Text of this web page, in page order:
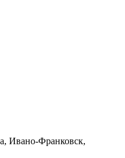
Ивано-Франковск,